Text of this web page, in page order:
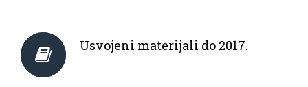
Usvojeni materijali do 2017.